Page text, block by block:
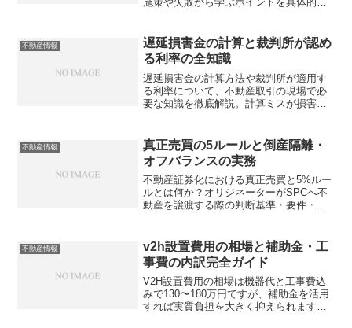
か？
不動産情報
遅延損害金の計算と裁判所が認め
る利率の全知識
遅延損害金の計算方法や裁判所が適用す
る利率について、不動産取引の現場で必
要な知識を徹底解説。計算ミスが損害賠
不動産情報
真正売買の5ルールと倒産隔離・
オフバランスの実務
不動産証券化における真正売買と5%ルー
ルとは何か？オリジネーターがSPCへ不
動産を譲渡する際の判断基準・要件・会
不動産情報
v2h設置費用の相場と補助金・工
事費の内訳完全ガイド
V2H設置費用の相場は機器代と工事費込
みで130〜180万円ですが、補助金を活用
すれば実質負担を大きく抑えられます。